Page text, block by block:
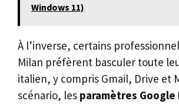
Windows 11)
À l’inverse, certains
Milan préfèrent basculer toute
italien, y compris Gmail, Drive et
scénario, les paramètres